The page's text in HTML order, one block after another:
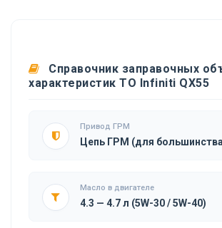
Справочник заправочных
характеристик ТО Infiniti QX55
Привод ГРМ
Цепь ГРМ (для
Масло в двигателе
4.3 — 4.7 л (5W-30 / 5W-40)